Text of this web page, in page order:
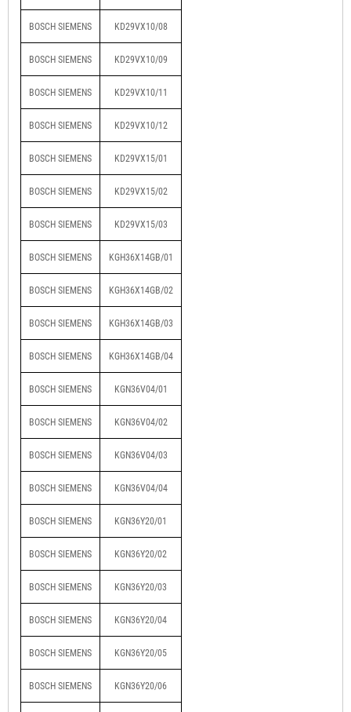
BOSCH SIEMENS KD29VX10/08
BOSCH SIEMENS KD29VX10/09
BOSCH SIEMENS KD29VX10/11
BOSCH SIEMENS KD29VX10/12
BOSCH SIEMENS KD29VX15/01
BOSCH SIEMENS KD29VX15/02
BOSCH SIEMENS KD29VX15/03
BOSCH SIEMENS KGH36X14GB/01
BOSCH SIEMENS KGH36X14GB/02
BOSCH SIEMENS KGH36X14GB/03
BOSCH SIEMENS KGH36X14GB/04
BOSCH SIEMENS KGN36V04/01
BOSCH SIEMENS KGN36V04/02
BOSCH SIEMENS KGN36V04/03
BOSCH SIEMENS KGN36V04/04
BOSCH SIEMENS KGN36Y20/01
BOSCH SIEMENS KGN36Y20/02
BOSCH SIEMENS KGN36Y20/03
BOSCH SIEMENS KGN36Y20/04
BOSCH SIEMENS KGN36Y20/05
BOSCH SIEMENS KGN36Y20/06